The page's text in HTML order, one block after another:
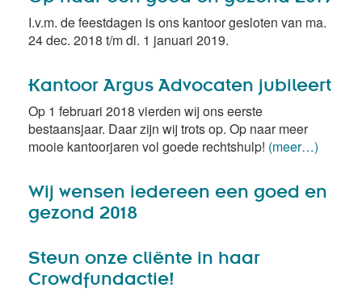
I.v.m. de feestdagen is ons kantoor gesloten van ma.
24 dec. 2018 t/m di. 1 januari 2019.
Kantoor Argus Advocaten jubileert
Op 1 februari 2018 vierden wij ons eerste
bestaansjaar. Daar zijn wij trots op. Op naar meer
mooie kantoorjaren vol goede rechtshulp! (meer…)
Wij wensen iedereen een goed en
gezond 2018
Steun onze cliënte in haar
Crowdfundactie!